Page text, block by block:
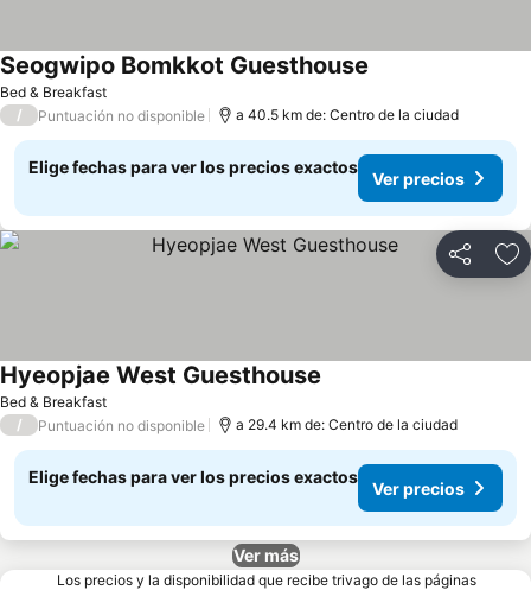
Bed & Breakfast
Seogwipo Bomkkot Guesthouse
/ Puntuación no disponible a 40.5 km de: Centro de la ciudad
Elige fechas para ver los precios exactos
Ver precios
Compartir
Bed & Breakfast
Hyeopjae West Guesthouse
/ Puntuación no disponible a 29.4 km de: Centro de la ciudad
Elige fechas para ver los precios exactos
Ver precios
Ver más
Los precios y la disponibilidad que recibe trivago de las páginas